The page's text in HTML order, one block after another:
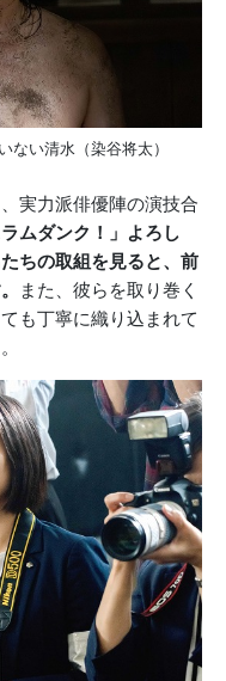
ない清水（染谷将太）
実力派俳優陣の演技合
ラムダンク！」よろし
ちの取組を見ると、前
また、彼らを取り巻く
も丁寧に織り込まれて